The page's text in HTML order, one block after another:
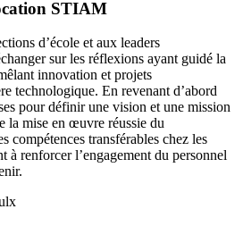
STIAM
d’école et aux leaders
sur les réflexions ayant guidé la
innovation et projets
technologique. En revenant d’abord
pour définir une vision et une mission
la mise en œuvre réussie du
compétences transférables chez les
à renforcer l’engagement du personnel